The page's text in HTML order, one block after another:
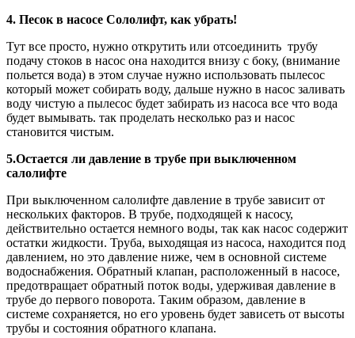
4. Песок в насосе Сололифт, как убрать!
Тут все просто, нужно открутить или отсоединить трубу
подачу стоков в насос она находится внизу с боку, (внимание
польется вода) в этом случае нужно использовать пылесос
который может собирать воду, дальше нужно в насос заливать
воду чистую а пылесос будет забирать из насоса все что вода
будет вымывать. так проделать несколько раз и насос
становится чистым.
5.Остается ли давление в трубе при выключенном
салолифте
При выключенном салолифте давление в трубе зависит от
нескольких факторов. В трубе, подходящей к насосу,
действительно остается немного воды, так как насос содержит
остатки жидкости. Труба, выходящая из насоса, находится под
давлением, но это давление ниже, чем в основной системе
водоснабжения. Обратный клапан, расположенный в насосе,
предотвращает обратный поток воды, удерживая давление в
трубе до первого поворота. Таким образом, давление в
системе сохраняется, но его уровень будет зависеть от высоты
трубы и состояния обратного клапана.